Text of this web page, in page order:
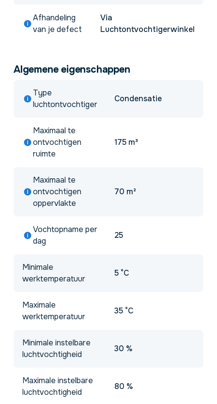
Afhandeling
van je defect
Via
Luchtontvochtigerwinkel
Algemene eigenschappen
Type
luchtontvochtiger
Condensatie
Maximaal te
ontvochtigen
ruimte
175 m³
Maximaal te
ontvochtigen
oppervlakte
70 m²
Vochtopname per
dag
25
Minimale
werktemperatuur
5 °C
Maximale
werktemperatuur
35 °C
Minimale instelbare
luchtvochtigheid
30 %
Maximale instelbare
luchtvochtigheid
80 %